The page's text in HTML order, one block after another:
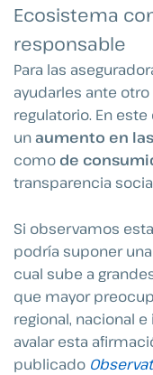
Ecosistema
responsable
Para las
ayudarles ante
regulatorio. En
unaumento en
como de
transparencia
Si observamos
podría suponer
cual sube a
que mayor
regional, nacional
avalar esta
publicado